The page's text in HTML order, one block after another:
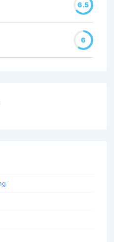
6.5
6